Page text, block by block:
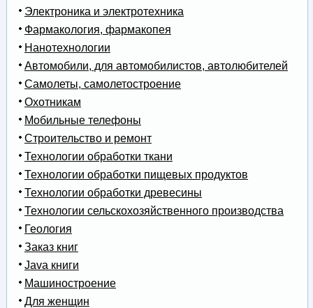
Электроника и электротехника
Фармакология, фармакопея
Нанотехнологии
Автомобили, для автомобилистов, автолюбителей
Самолеты, самолетостроение
Охотникам
Мобильные телефоны
Строительство и ремонт
Технологии обработки ткани
Технологии обработки пищевых продуктов
Технологии обработки древесины
Технологии сельскохозяйственного производства
Геология
Заказ книг
Java книги
Машиностроение
Для женщин